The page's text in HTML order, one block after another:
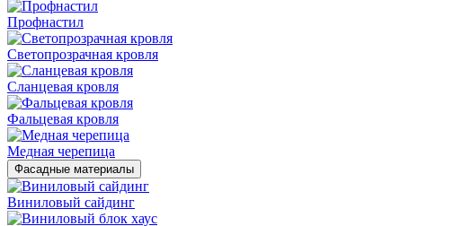
Профнастил
Светопрозрачная кровля
Сланцевая кровля
Фальцевая кровля
Медная черепица
Фасадные материалы
Виниловый сайдинг